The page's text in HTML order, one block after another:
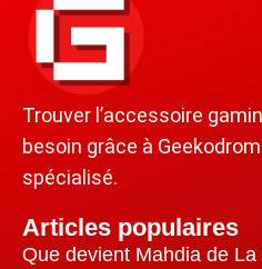
Trouver l’accessoire
besoin grâce à
spécialisé.
Articles populaires
Que devient Mahdia de